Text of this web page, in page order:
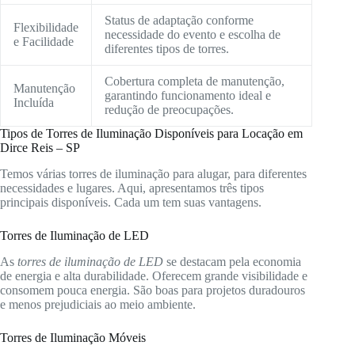
Flexibilidade
e Facilidade
Status de adaptação conforme
necessidade do evento e escolha de
diferentes tipos de torres.
Manutenção
Incluída
Cobertura completa de manutenção,
garantindo funcionamento ideal e
redução de preocupações.
Tipos de Torres de Iluminação Disponíveis para Locação em
Dirce Reis – SP
Temos várias torres de iluminação para alugar, para diferentes
necessidades e lugares. Aqui, apresentamos três tipos
principais disponíveis. Cada um tem suas vantagens.
Torres de Iluminação de LED
As torres de iluminação de LED se destacam pela economia
de energia e alta durabilidade. Oferecem grande visibilidade e
consomem pouca energia. São boas para projetos duradouros
e menos prejudiciais ao meio ambiente.
Torres de Iluminação Móveis